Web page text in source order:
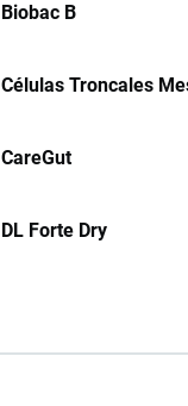
Biobac B
Células Troncales
CareGut
DL Forte Dry